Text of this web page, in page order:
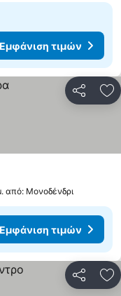
Εμφάνιση τιμών
από: Μονοδένδρι
Εμφάνιση τιμών